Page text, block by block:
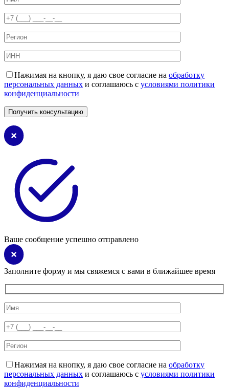
Нажимая на кнопку, я даю свое согласие на обработку
персональных данных и соглашаюсь с условиями политики
конфиденциальности
Ваше сообщение успешно отправлено
Заполните форму и мы свяжемся с вами в ближайшее время
Нажимая на кнопку, я даю свое согласие на обработку
персональных данных и соглашаюсь с условиями политики
конфиденциальности